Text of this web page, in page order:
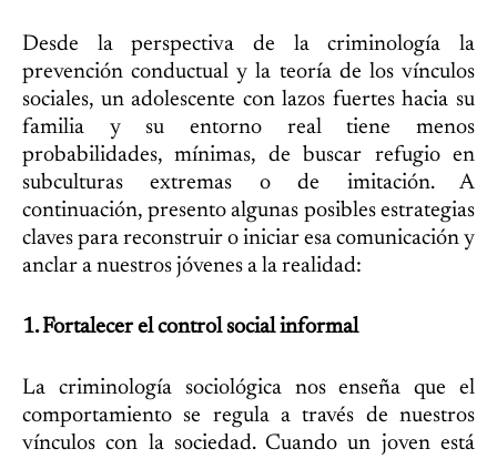
Desde la perspectiva de la criminología la
prevención conductual y la teoría de los vínculos
sociales, un adolescente con lazos fuertes hacia su
familia y su entorno real tiene menos
probabilidades, mínimas, de buscar refugio en
subculturas extremas o de imitación. A
continuación, presento algunas posibles estrategias
claves para reconstruir o iniciar esa comunicación y
anclar a nuestros jóvenes a la realidad:
1. Fortalecer el control social informal
La criminología sociológica nos enseña que el
comportamiento se regula a través de nuestros
vínculos con la sociedad. Cuando un joven está